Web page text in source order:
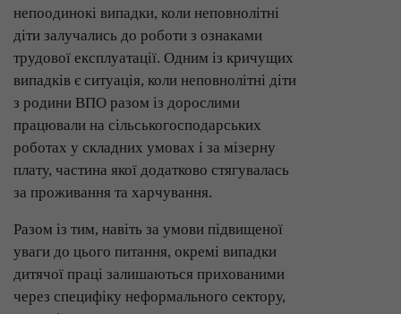
непоодинокі випадки, коли неповнолітні
діти залучались до роботи з ознаками
трудової експлуатації. Одним із кричущих
випадків є ситуація, коли неповнолітні діти
з родини ВПО разом із дорослими
працювали на сільськогосподарських
роботах у складних умовах і за мізерну
плату, частина якої додатково стягувалась
за проживання та харчування.
Разом із тим, навіть за умови підвищеної
уваги до цього питання, окремі випадки
дитячої праці залишаються прихованими
через специфіку неформального сектору,